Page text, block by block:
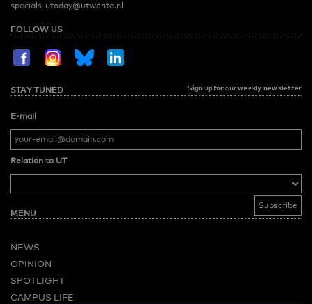
specials-utoday@utwente.nl
FOLLOW US
STAY TUNED Sign up for our weekly newsletter
E-mail
Relation to UT
MENU
NEWS
OPINION
SPOTLIGHT
CAMPUS LIFE